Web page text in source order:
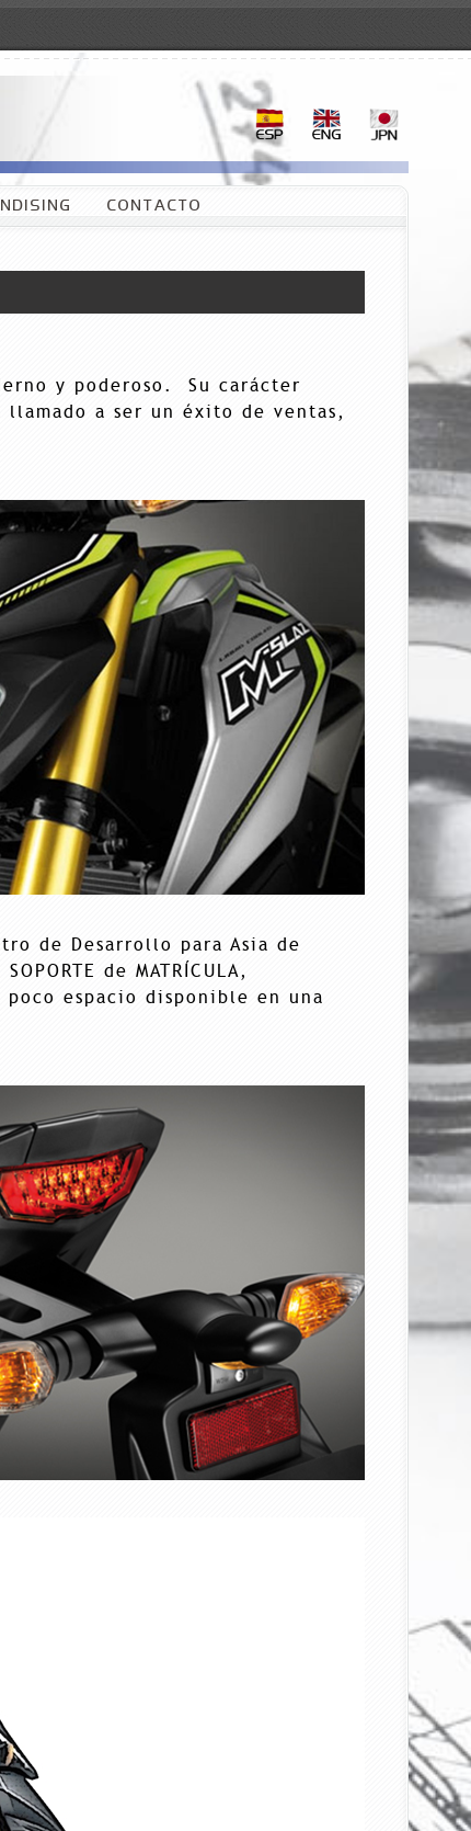
CONTACTO
y poderoso. Su carácter
a ser un éxito de ventas,
de Desarrollo para Asia de
de MATRÍCULA,
poco espacio disponible en una